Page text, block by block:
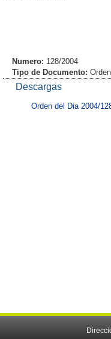
Numero: 128/2004
Tipo de Documento:
Descargas
Orden del Dia 2004/